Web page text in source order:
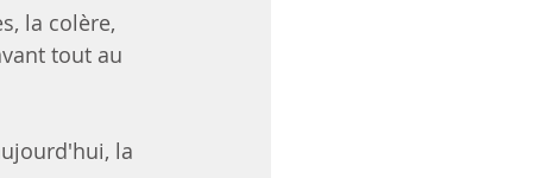
la colère,
tout au
la